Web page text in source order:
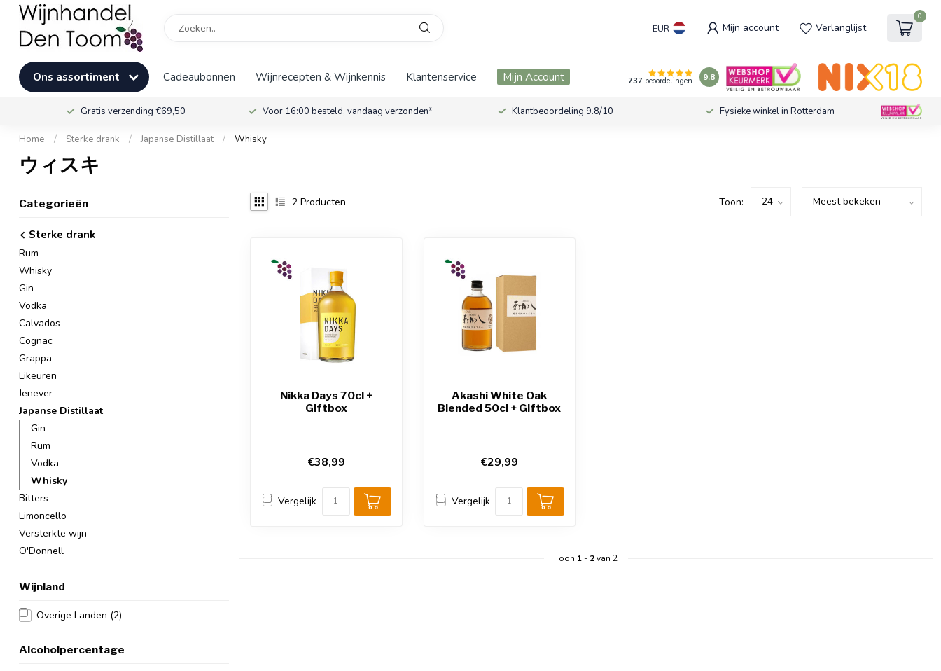
EUR Mijn account Verlanglijst
0
Ons assortiment Cadeaubonnen Wijnrecepten & Wijnkennis Klantenservice Mijn Account 737 beoordelingen 9.8
Gratis verzending €69,50 Voor 16:00 besteld, vandaag verzonden* Klantbeoordeling 9.8/10 Fysieke winkel in Rotterdam
Home / Sterke drank / Japanse Distillaat / Whisky
ウィスキ
Categorieën
Sterke drank
Rum
Whisky
Gin
Vodka
Calvados
Cognac
Grappa
Likeuren
Jenever
Japanse Distillaat
Gin
Rum
Vodka
Whisky
Bitters
Limoncello
Versterkte wijn
O'Donnell
Wijnland
Overige Landen (2)
Alcoholpercentage
2 Producten Toon:
Nikka Days 70cl +
Giftbox
€38,99
Vergelijk
Akashi White Oak
Blended 50cl + Giftbox
€29,99
Vergelijk
Toon 1- 2van 2